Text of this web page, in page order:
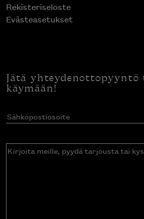
Rekisteriseloste
Evästeasetukset
Jätä
käymään!
Sähköpostiosoite(Pakollinen)
Kirjoita